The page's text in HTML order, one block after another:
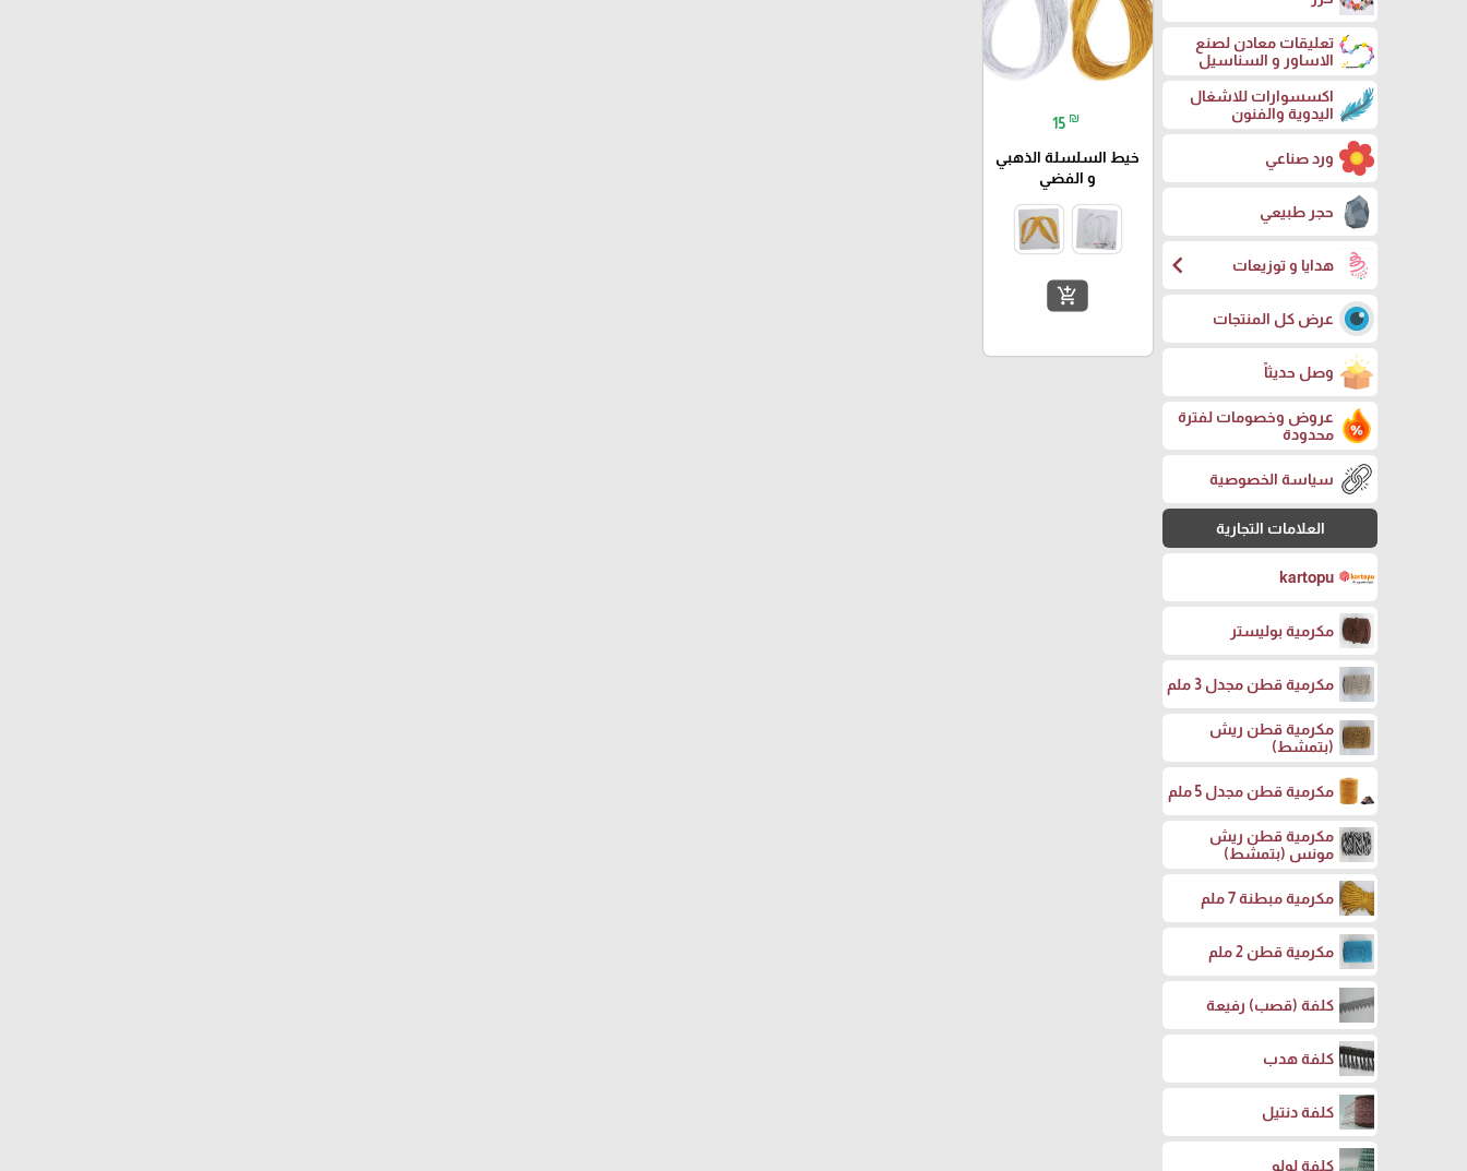
تعليقات معادن لصنع
الاساور و السناسيل
اكسسوارات للاشغال
اليدوية والفنون
ورد صناعي
حجر طبيعي
هدايا و توزيعات chevron_left
عرض كل المنتجات
وصل حديثاً
عروض وخصومات لفترة
محدودة
سياسة الخصوصية
العلامات التجارية
kartopu
مكرمية بوليستر
مكرمية قطن مجدل 3 ملم
مكرمية قطن ريش
(بتمشط)
مكرمية قطن مجدل 5 ملم
مكرمية قطن ريش
مونس (بتمشط)
مكرمية مبطنة 7 ملم
مكرمية قطن 2 ملم
كلفة (قصب) رفيعة
كلفة هدب
كلفة دنتيل
كلفة لولو
15 ₪
خيط السلسلة الذهبي
و الفضي
add_shopping_cart